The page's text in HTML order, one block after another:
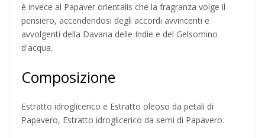
è invece al Papaver orientalis che la fragranza volge il
pensiero, accendendosi degli accordi avvincenti e
avvolgenti della Davana delle Indie e del Gelsomino
d'acqua.
Composizione
Estratto idroglicerico e Estratto oleoso da petali di
Papavero, Estratto idroglicerico da semi di Papavero.